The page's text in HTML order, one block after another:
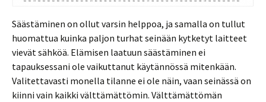
Säästäminen on ollut varsin helppoa, ja samalla on tullut
huomattua kuinka paljon turhat seinään kytketyt laitteet
vievät sähköä. Elämisen laatuun säästäminen ei
tapauksessani ole vaikuttanut käytännössä mitenkään.
Valitettavasti monella tilanne ei ole näin, vaan seinässä on
kiinni vain kaikki välttämättömin. Välttämättömän